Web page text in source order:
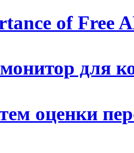
of Free
монитор для
оценки